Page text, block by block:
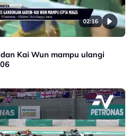
02:16
Kai Wun mampu ulangi